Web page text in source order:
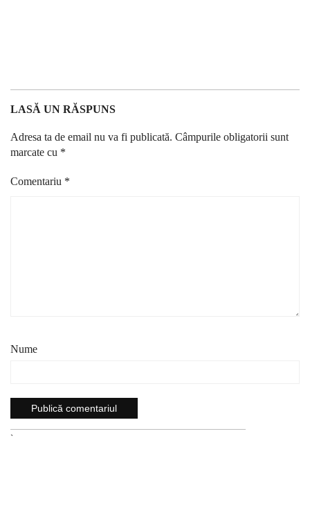
LASĂ UN RĂSPUNS
Adresa ta de email nu va fi publicată. Câmpurile obligatorii sunt
marcate cu *
Comentariu *
Nume
`